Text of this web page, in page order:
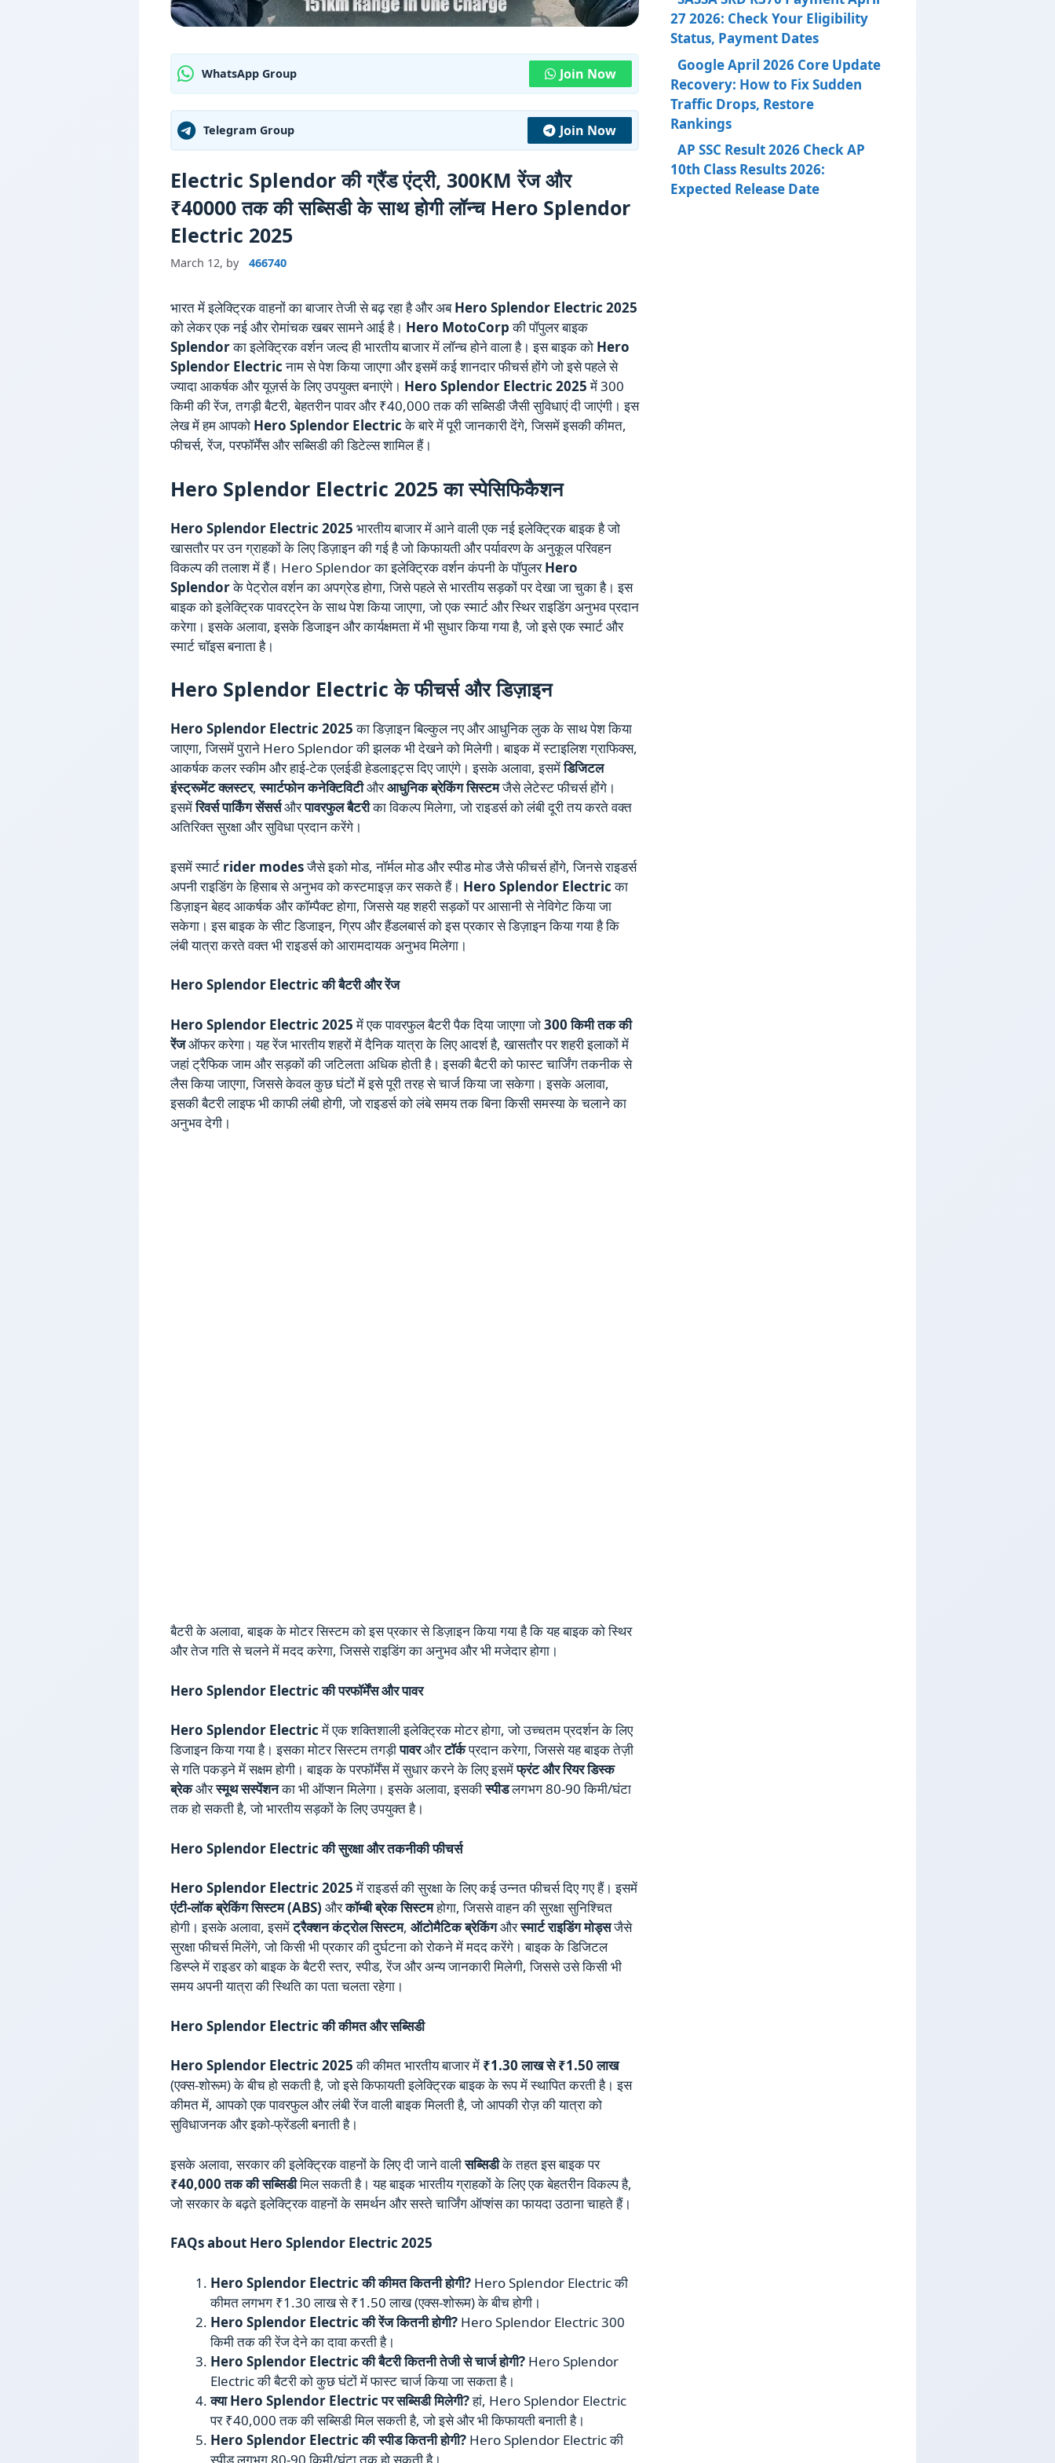
WhatsApp Group Join Now
Telegram Group Join Now
Electric Splendor की ग्रैंड एंट्री, 300KM रेंज और
₹40000 तक की सब्सिडी के साथ होगी लॉन्च Hero Splendor
Electric 2025
March 12, by 466740
भारत में इलेक्ट्रिक वाहनों का बाजार तेजी से बढ़ रहा है और अबHero Splendor Electric 2025
को लेकर एक नई और रोमांचक खबर सामने आई है। Hero MotoCorpकी पॉपुलर बाइक
Splendorका इलेक्ट्रिक वर्शन जल्द ही भारतीय बाजार में लॉन्च होने वाला है। इस बाइक को Hero
Splendor Electricनाम से पेश किया जाएगा और इसमें कई शानदार फीचर्स होंगे जो इसे पहले से
ज्यादा आकर्षक और यूज़र्स के लिए उपयुक्त बनाएंगे। Hero Splendor Electric 2025में 300
किमी की रेंज, तगड़ी बैटरी, बेहतरीन पावर और ₹40,000 तक की सब्सिडी जैसी सुविधाएं दी जाएंगी। इस
लेख में हम आपको Hero Splendor Electricके बारे में पूरी जानकारी देंगे, जिसमें इसकी कीमत,
फीचर्स, रेंज, परफॉर्मेंस और सब्सिडी की डिटेल्स शामिल हैं।
Hero Splendor Electric 2025 का स्पेसिफिकैशन
Hero Splendor Electric 2025 भारतीय बाजार में आने वाली एक नई इलेक्ट्रिक बाइक है जो
खासतौर पर उन ग्राहकों के लिए डिज़ाइन की गई है जो किफायती और पर्यावरण के अनुकूल परिवहन
विकल्प की तलाश में हैं। Hero Splendor का इलेक्ट्रिक वर्शन कंपनी के पॉपुलरHero
Splendorके पेट्रोल वर्शन का अपग्रेड होगा, जिसे पहले से भारतीय सड़कों पर देखा जा चुका है। इस
बाइक को इलेक्ट्रिक पावरट्रेन के साथ पेश किया जाएगा, जो एक स्मार्ट और स्थिर राइडिंग अनुभव प्रदान
करेगा। इसके अलावा, इसके डिजाइन और कार्यक्षमता में भी सुधार किया गया है, जो इसे एक स्मार्ट और
स्मार्ट चॉइस बनाता है।
Hero Splendor Electric के फीचर्स और डिज़ाइन
Hero Splendor Electric 2025का डिज़ाइन बिल्कुल नए और आधुनिक लुक के साथ पेश किया
जाएगा, जिसमें पुराने Hero Splendor की झलक भी देखने को मिलेगी। बाइक में स्टाइलिश ग्राफिक्स,
आकर्षक कलर स्कीम और हाई-टेक एलईडी हेडलाइट्स दिए जाएंगे। इसके अलावा, इसमेंडिजिटल
इंस्ट्रूमेंट क्लस्टर,स्मार्टफोन कनेक्टिविटीऔरआधुनिक ब्रेकिंग सिस्टमजैसे लेटेस्ट फीचर्स होंगे।
इसमेंरिवर्स पार्किंग सेंसर्सऔरपावरफुल बैटरीका विकल्प मिलेगा, जो राइडर्स को लंबी दूरी तय करते वक्त
अतिरिक्त सुरक्षा और सुविधा प्रदान करेंगे।
इसमें स्मार्ट rider modesजैसे इको मोड, नॉर्मल मोड और स्पीड मोड जैसे फीचर्स होंगे, जिनसे राइडर्स
अपनी राइडिंग के हिसाब से अनुभव को कस्टमाइज़ कर सकते हैं। Hero Splendor Electricका
डिज़ाइन बेहद आकर्षक और कॉम्पैक्ट होगा, जिससे यह शहरी सड़कों पर आसानी से नेविगेट किया जा
सकेगा। इस बाइक के सीट डिजाइन, ग्रिप और हैंडलबार्स को इस प्रकार से डिज़ाइन किया गया है कि
लंबी यात्रा करते वक्त भी राइडर्स को आरामदायक अनुभव मिलेगा।
Hero Splendor Electric की बैटरी और रेंज
Hero Splendor Electric 2025में एक पावरफुल बैटरी पैक दिया जाएगा जो300 किमी तक की
रेंजऑफर करेगा। यह रेंज भारतीय शहरों में दैनिक यात्रा के लिए आदर्श है, खासतौर पर शहरी इलाकों में
जहां ट्रैफिक जाम और सड़कों की जटिलता अधिक होती है। इसकी बैटरी को फास्ट चार्जिंग तकनीक से
लैस किया जाएगा, जिससे केवल कुछ घंटों में इसे पूरी तरह से चार्ज किया जा सकेगा। इसके अलावा,
इसकी बैटरी लाइफ भी काफी लंबी होगी, जो राइडर्स को लंबे समय तक बिना किसी समस्या के चलाने का
अनुभव देगी।
बैटरी के अलावा, बाइक के मोटर सिस्टम को इस प्रकार से डिज़ाइन किया गया है कि यह बाइक को स्थिर
और तेज गति से चलने में मदद करेगा, जिससे राइडिंग का अनुभव और भी मजेदार होगा।
Hero Splendor Electric की परफॉर्मेंस और पावर
Hero Splendor Electricमें एक शक्तिशाली इलेक्ट्रिक मोटर होगा, जो उच्चतम प्रदर्शन के लिए
डिजाइन किया गया है। इसका मोटर सिस्टम तगड़ीपावरऔरटॉर्कप्रदान करेगा, जिससे यह बाइक तेज़ी
से गति पकड़ने में सक्षम होगी। बाइक के परफॉर्मेंस में सुधार करने के लिए इसमेंफ्रंट और रियर डिस्क
ब्रेकऔरस्मूथ सस्पेंशनका भी ऑप्शन मिलेगा। इसके अलावा, इसकीस्पीडलगभग 80-90 किमी/घंटा
तक हो सकती है, जो भारतीय सड़कों के लिए उपयुक्त है।
Hero Splendor Electric की सुरक्षा और तकनीकी फीचर्स
Hero Splendor Electric 2025में राइडर्स की सुरक्षा के लिए कई उन्नत फीचर्स दिए गए हैं। इसमें
एंटी-लॉक ब्रेकिंग सिस्टम (ABS) औरकॉम्बी ब्रेक सिस्टमहोगा, जिससे वाहन की सुरक्षा सुनिश्चित
होगी। इसके अलावा, इसमेंट्रैक्शन कंट्रोल सिस्टम, ऑटोमैटिक ब्रेकिंगऔरस्मार्ट राइडिंग मोड्सजैसे
सुरक्षा फीचर्स मिलेंगे, जो किसी भी प्रकार की दुर्घटना को रोकने में मदद करेंगे। बाइक के डिजिटल
डिस्प्ले में राइडर को बाइक के बैटरी स्तर, स्पीड, रेंज और अन्य जानकारी मिलेगी, जिससे उसे किसी भी
समय अपनी यात्रा की स्थिति का पता चलता रहेगा।
Hero Splendor Electric की कीमत और सब्सिडी
Hero Splendor Electric 2025की कीमत भारतीय बाजार में ₹1.30 लाख से ₹1.50 लाख
(एक्स-शोरूम) के बीच हो सकती है, जो इसे किफायती इलेक्ट्रिक बाइक के रूप में स्थापित करती है। इस
कीमत में, आपको एक पावरफुल और लंबी रेंज वाली बाइक मिलती है, जो आपकी रोज़ की यात्रा को
सुविधाजनक और इको-फ्रेंडली बनाती है।
इसके अलावा, सरकार की इलेक्ट्रिक वाहनों के लिए दी जाने वालीसब्सिडीके तहत इस बाइक पर
₹40,000 तक की सब्सिडीमिल सकती है। यह बाइक भारतीय ग्राहकों के लिए एक बेहतरीन विकल्प है,
जो सरकार के बढ़ते इलेक्ट्रिक वाहनों के समर्थन और सस्ते चार्जिंग ऑप्शंस का फायदा उठाना चाहते हैं।
FAQs about Hero Splendor Electric 2025
Hero Splendor Electric की कीमत कितनी होगी? Hero Splendor Electric की
कीमत लगभग ₹1.30 लाख से ₹1.50 लाख (एक्स-शोरूम) के बीच होगी।
Hero Splendor Electric की रेंज कितनी होगी? Hero Splendor Electric 300
किमी तक की रेंज देने का दावा करती है।
Hero Splendor Electric की बैटरी कितनी तेजी से चार्ज होगी? Hero Splendor
Electric की बैटरी को कुछ घंटों में फास्ट चार्ज किया जा सकता है।
क्या Hero Splendor Electric पर सब्सिडी मिलेगी?हां, Hero Splendor Electric
पर ₹40,000 तक की सब्सिडी मिल सकती है, जो इसे और भी किफायती बनाती है।
Hero Splendor Electric की स्पीड कितनी होगी? Hero Splendor Electric की
स्पीड लगभग 80-90 किमी/घंटा तक हो सकती है।
27 2026: Check Your Eligibility
Status, Payment Dates
Google April 2026 Core Update
Recovery: How to Fix Sudden
Traffic Drops, Restore
Rankings
AP SSC Result 2026 Check AP
10th Class Results 2026:
Expected Release Date